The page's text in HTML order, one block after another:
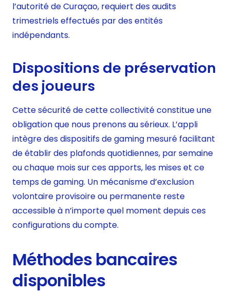
l’autorité de Curaçao, requiert des audits
trimestriels effectués par des entités
indépendants.
Dispositions de préservation
des joueurs
Cette sécurité de cette collectivité constitue une
obligation que nous prenons au sérieux. L’appli
intègre des dispositifs de gaming mesuré facilitant
de établir des plafonds quotidiennes, par semaine
ou chaque mois sur ces apports, les mises et ce
temps de gaming. Un mécanisme d’exclusion
volontaire provisoire ou permanente reste
accessible à n’importe quel moment depuis ces
configurations du compte.
Méthodes bancaires
disponibles